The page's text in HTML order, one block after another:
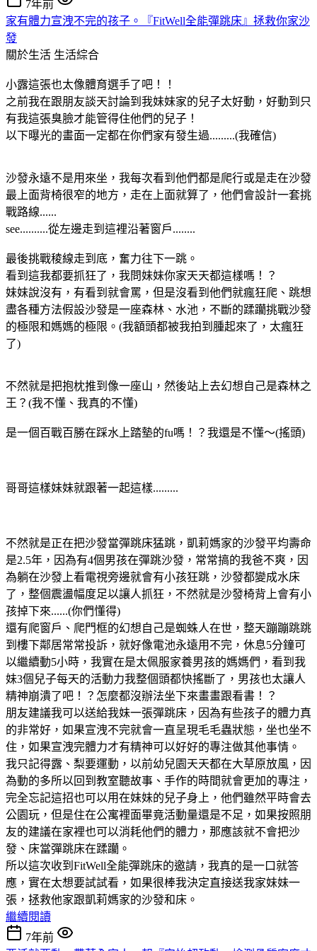
7年前
家有體力宣洩不完的孩子。『FitWell全能彈跳床』拯救你家沙
發
關於生活 生活綜合
小露這張也太像體育選手了吧！！
之前我在跟朋友談天討論到我妹妹家的兒子太好動，好動到只
有我這張臭臉才能管得住他們的兒子！
以下曝光的畫面一定都在你們家有發生過.........(我確信)
沙發永遠不是用來坐，我每次看到他們都是爬行或是走在沙發
最上面背椅很窄的地方，走在上面就算了，他們會設計一套挑
戰路線......
see..........從左邊走到這裡沿著窗戶........
最後挑戰稜線走到底，奮力往下一跳。
看到這我都要抓狂了，我問妹妹你家天天都這樣嗎！？
妹妹說沒有，有看到就會罵，但是沒看到他們就瘋狂爬、跳想
盡各種方法假設沙發是一座森林、水池，不斷的蹂躪挑戰沙發
的極限和媽媽的極限。(我額頭都被我拍到腫起來了，太瘋狂
了)
不然就是把抱枕推到像一座山，然後站上去幻想自己是森林之
王？(我不懂、我真的不懂)
是一個百戰百勝在踩水上踏墊的fu嗎！？我還是不懂～(搖頭)
哥哥這樣妹妹就跟著一起這樣.........
不然就是正在把沙發當彈跳床猛跳，凱莉媽家的沙發平均壽命
是2.5年，因為有4個男孩在彈跳沙發，常常搞的我爸不爽，因
為躺在沙發上看電視旁邊就會有小孩狂跳，沙發都變成水床
了，整個震盪幅度足以讓人抓狂，不然就是沙發椅背上會有小
孩掉下來......(你們懂得)
還有爬窗戶、爬門框的幻想自己是蜘蛛人在世，整天蹦蹦跳跳
到樓下鄰居常常投訴，就好像電池永遠用不完，休息5分鐘可
以繼續動5小時，我實在是太佩服家養男孩的媽媽們，看到我
妹3個兒子每天的活動力我整個頭都快搖斷了，男孩也太讓人
精神崩潰了吧！？怎麼都沒辦法坐下來畫畫跟看書！？
朋友建議我可以送給我妹一張彈跳床，因為有些孩子的體力真
的非常好，如果宣洩不完就會一直呈現毛毛蟲狀態，坐也坐不
住，如果宣洩完體力才有精神可以好好的專注做其他事情。
我只記得露、梨要運動，以前幼兒園天天都在大草原放風，因
為動的多所以回到教室聽故事、手作的時間就會更加的專注，
完全忘記這招也可以用在妹妹的兒子身上，他們雖然平時會去
公園玩，但是住在公寓裡面畢竟活動量還是不足，如果按照朋
友的建議在家裡也可以消耗他們的體力，那應該就不會把沙
發、床當彈跳床在蹂躪。
所以這次收到FitWell全能彈跳床的邀請，我真的是一口就答
應，實在太想要試試看，如果很棒我決定直接送我家妹妹一
張，拯救他家跟凱莉媽家的沙發和床。
繼續閱讀
7年前